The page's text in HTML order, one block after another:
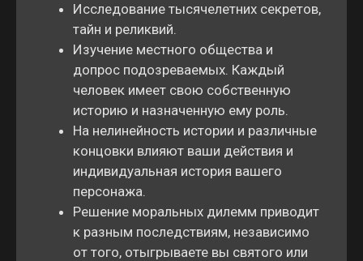
Исследование тысячелетних секретов,
тайн и реликвий.
Изучение местного общества и
допрос подозреваемых. Каждый
человек имеет свою собственную
историю и назначенную ему роль.
На нелинейность истории и различные
концовки влияют ваши действия и
индивидуальная история вашего
персонажа.
Решение моральных дилемм приводит
к разным последствиям, независимо
от того, отыгрываете вы святого или